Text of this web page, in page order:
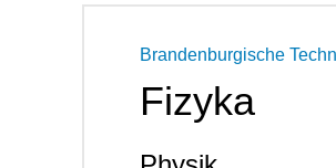
Brandenburgische
Fizyka